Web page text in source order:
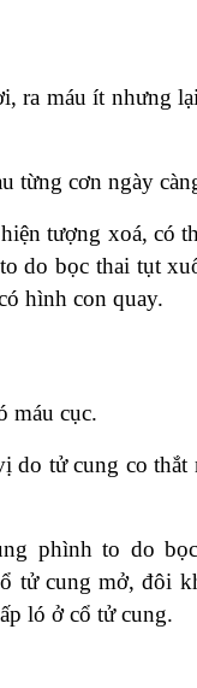
ra máu ít nhưng
từng cơn ngày
tượng xoá, có
do bọc thai tụt
hình con quay.
máu cục.
do tử cung co thắt
phình to do
tử cung mở, đôi
ló ở cổ tử cung.